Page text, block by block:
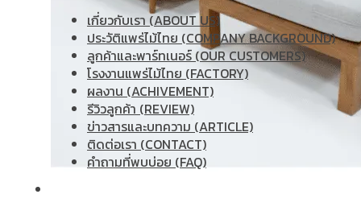
เกี่ยวกับเรา (ABOUT US)
ประวัติแพร่ไม้ไทย (COMPANY BACKGROUND)
ลูกค้าและพาร์ทเนอร์ (OUR CUSTOMERS)
โรงงานแพร่ไม้ไทย (FACTORY)
ผลงาน (ACHIVEMENT)
รีวิวลูกค้า (REVIEW)
ข่าวสารและบทความ (ARTICLE)
ติดต่อเรา (CONTACT)
คำถามที่พบบ่อย (FAQ)